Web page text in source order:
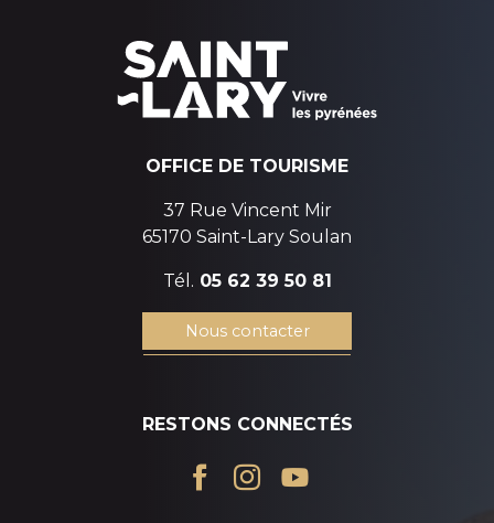
OFFICE DE TOURISME
37 Rue Vincent Mir
65170 Saint-Lary Soulan
Tél. 05 62 39 50 81
Nous contacter
RESTONS CONNECTÉS